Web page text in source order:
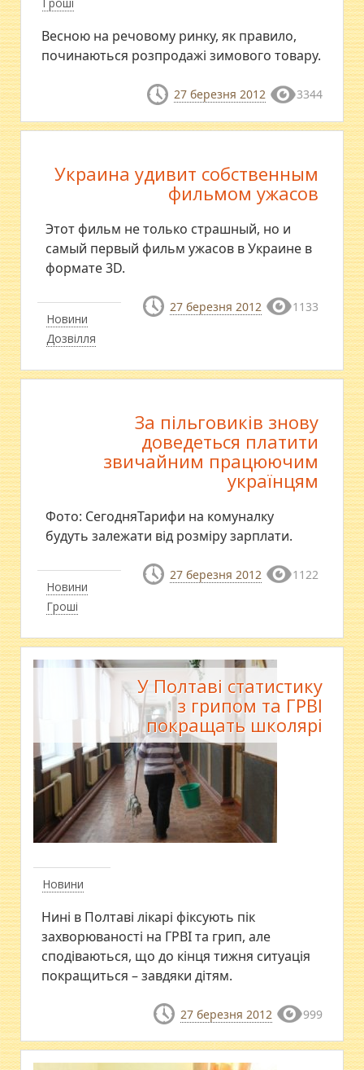
Весною на речовому ринку, як правило,
починаються розпродажі зимового товару.
27 березня 2012 3344
Новини
Дозвілля
Украина удивит собственным
фильмом ужасов
Этот фильм не только страшный, но и
самый первый фильм ужасов в Украине в
формате 3D.
27 березня 2012 1133
Новини
Гроші
За пільговиків знову
доведеться платити
звичайним працюючим
українцям
Фото: СегодняТарифи на комуналку
будуть залежати від розміру зарплати.
27 березня 2012 1122
Новини
У Полтаві статистику
з грипом та ГРВІ
покращать школярі
Нині в Полтаві лікарі фіксують пік
захворюваності на ГРВІ та грип, але
сподіваються, що до кінця тижня ситуація
покращиться – завдяки дітям.
27 березня 2012 999